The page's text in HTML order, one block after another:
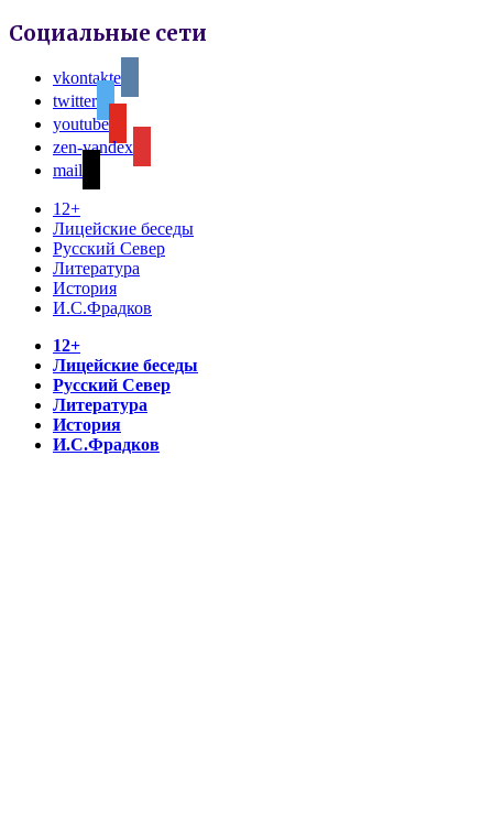
Социальные сети
vkontakte
twitter
youtube
zen-yandex
mail
12+
Лицейские беседы
Русский Север
Литература
История
И.С.Фрадков
12+
Лицейские беседы
Русский Север
Литература
История
И.С.Фрадков